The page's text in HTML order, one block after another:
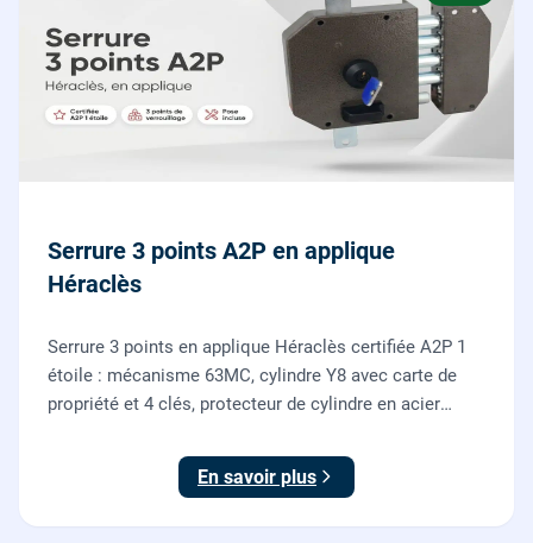
Serrure 3 points A2P en applique
Héraclès
Serrure 3 points en applique Héraclès certifiée A2P 1
étoile : mécanisme 63MC, cylindre Y8 avec carte de
propriété et 4 clés, protecteur de cylindre en acier
renforcer une porte d'entrée existante.
En savoir plus